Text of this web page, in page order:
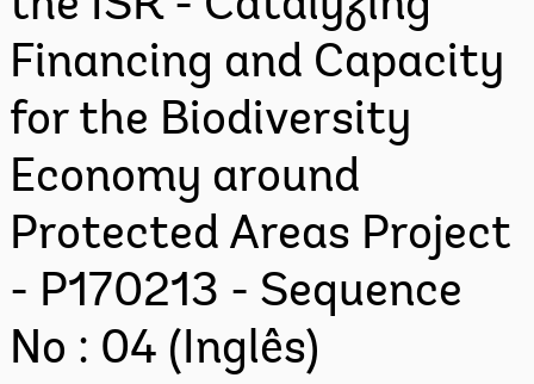
Financing and Capacity
for the Biodiversity
Economy around
Protected Areas Project
- P170213 - Sequence
No : 04 (Inglês)